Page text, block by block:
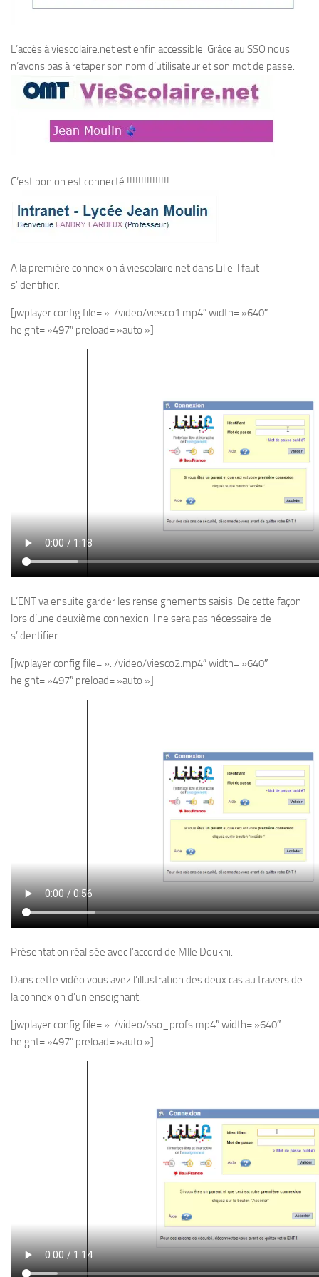
L’accès à viescolaire.net est enfin accessible. Grâce au SSO nous
n’avons pas à retaper son nom d’utilisateur et son mot de passe.
C’est bon on est connecté !!!!!!!!!!!!!!!
A la première connexion à viescolaire.net dans Lilie il faut
s’identifier.
[jwplayer config file= »../video/viesco1.mp4″ width= »640″
height= »497″ preload= »auto »]
L’ENT va ensuite garder les renseignements saisis. De cette façon
lors d’une deuxième connexion il ne sera pas nécessaire de
s’identifier.
[jwplayer config file= »../video/viesco2.mp4″ width= »640″
height= »497″ preload= »auto »]
Présentation réalisée avec l’accord de Mlle Doukhi.
Dans cette vidéo vous avez l’illustration des deux cas au travers de
la connexion d’un enseignant.
[jwplayer config file= »../video/sso_profs.mp4″ width= »640″
height= »497″ preload= »auto »]